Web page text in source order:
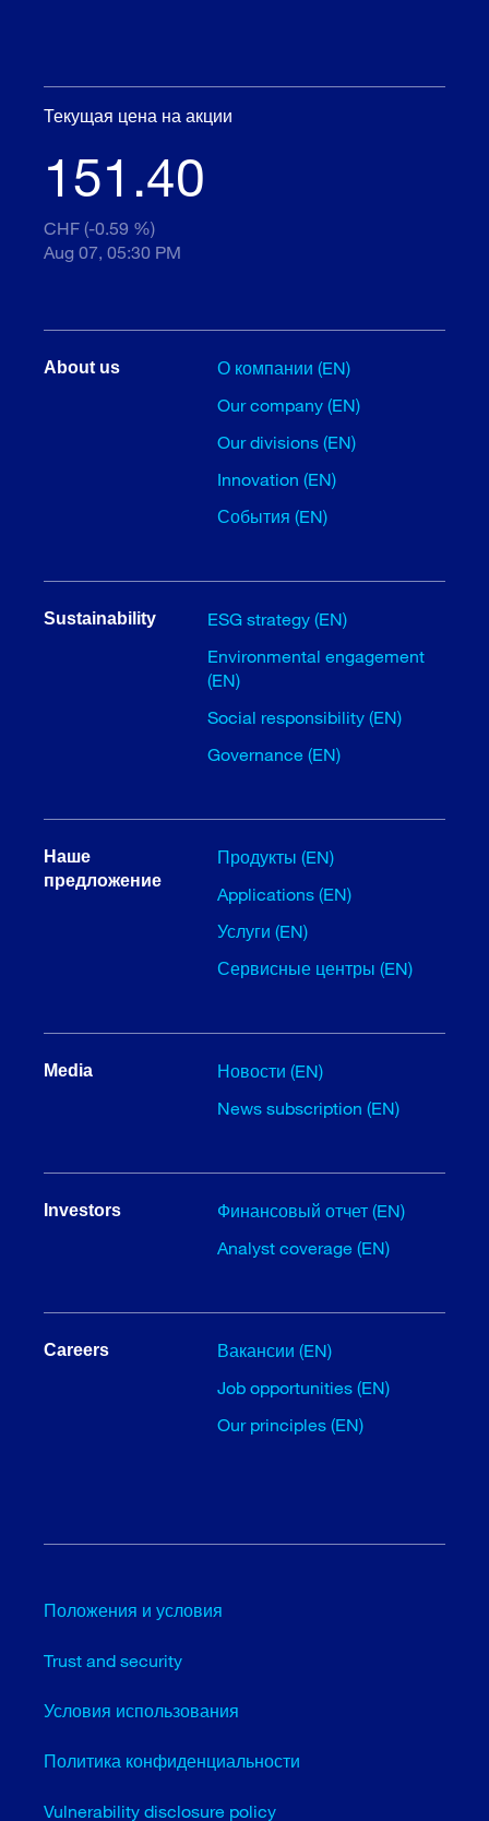
Текущая цена на акции
151.40
CHF (-0.59 %)
Aug 07, 05:30 PM
About us
О компании (EN)
Our company (EN)
Our divisions (EN)
Innovation (EN)
События (EN)
Sustainability
ESG strategy (EN)
Environmental engagement
(EN)
Social responsibility (EN)
Governance (EN)
Наше
предложение
Продукты (EN)
Applications (EN)
Услуги (EN)
Сервисные центры (EN)
Media
Новости (EN)
News subscription (EN)
Investors
Финансовый отчет (EN)
Analyst coverage (EN)
Careers
Вакансии (EN)
Job opportunities (EN)
Our principles (EN)
Положения и условия
Trust and security
Условия использования
Политика конфиденциальности
Vulnerability disclosure policy